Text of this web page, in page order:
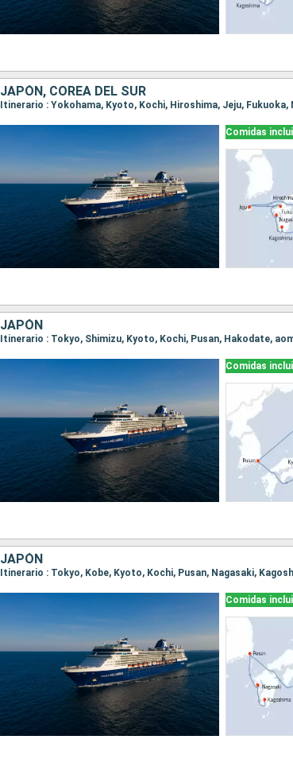
JAPÓN, COREA DEL SUR
Itinerario : Yokohama, Kyoto, Kochi, Hiroshima, Jeju,
Comidas
JAPÓN
Itinerario : Tokyo, Shimizu, Kyoto, Kochi, Pusan, Hakodate,
Comidas
JAPÓN
Itinerario : Tokyo, Kobe, Kyoto, Kochi, Pusan, Nagasaki,
Comidas